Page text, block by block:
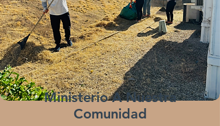
Ministerio A Nuestra
Comunidad